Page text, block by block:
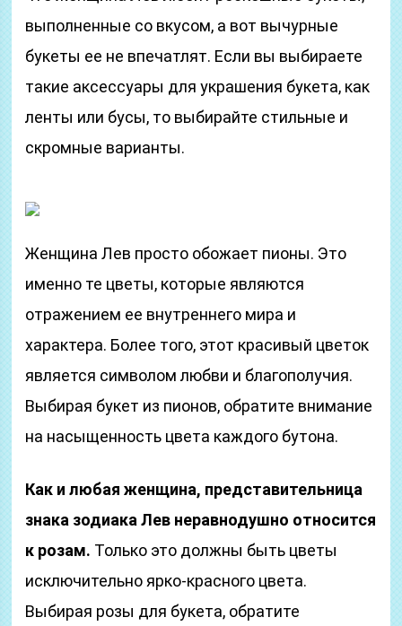
выполненные со вкусом, а вот вычурные
букеты ее не впечатлят. Если вы выбираете
такие аксессуары для украшения букета, как
ленты или бусы, то выбирайте стильные и
скромные варианты.
Женщина Лев просто обожает пионы. Это
именно те цветы, которые являются
отражением ее внутреннего мира и
характера. Более того, этот красивый цветок
является символом любви и благополучия.
Выбирая букет из пионов, обратите внимание
на насыщенность цвета каждого бутона.
Как и любая женщина, представительница
знака зодиака Лев неравнодушно относится
к розам. Только это должны быть цветы
исключительно ярко-красного цвета.
Выбирая розы для букета, обратите